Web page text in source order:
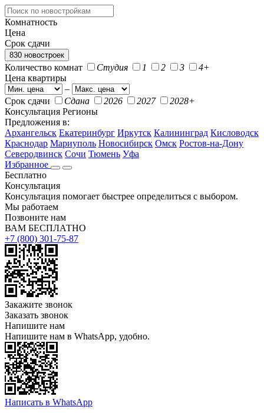
Комнатность
Цена
Срок сдачи
830 новостроек
Количество комнат Студия 1 2 3
4+
Цена квартиры
–
Срок сдачи
Сдана 2026 2027
2028+
Консультация Регионы
Предложения в:
Архангельск Екатеринбург Иркутск Калининград Кисловодск
Краснодар Мариуполь Новосибирск Омск Ростов-на-Дону
Северодвинск Сочи Тюмень Уфа
Избранное
Бесплатно
Консультация
Консультация помогает быстрее определиться с выбором.
Мы работаем
Позвоните нам
ВАМ БЕСПЛАТНО
+7 (800) 301-75-87
Закажите звонок
Заказать звонок
Напишите нам
Напишите нам в WhatsApp, удобно.
Написать в WhatsApp